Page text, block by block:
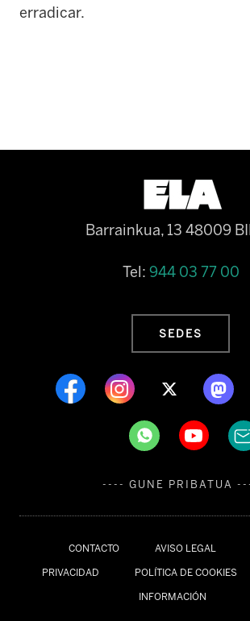
erradicar.
CONTACTO AVISO LEGAL
PRIVACIDAD POLÍTICA DE COOKIES
INFORMACIÓN
Barrainkua, 13 48009
Tel: 944 03 77 00
SEDES
---- GUNE PRIBATUA